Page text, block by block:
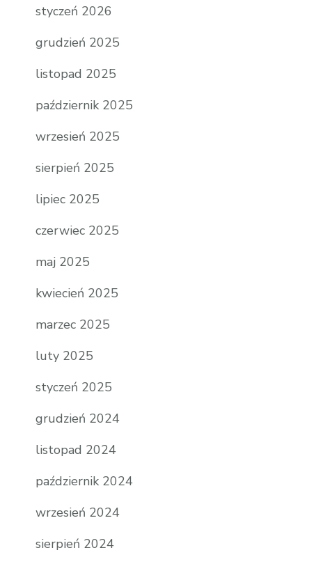
styczeń 2026
grudzień 2025
listopad 2025
październik 2025
wrzesień 2025
sierpień 2025
lipiec 2025
czerwiec 2025
maj 2025
kwiecień 2025
marzec 2025
luty 2025
styczeń 2025
grudzień 2024
listopad 2024
październik 2024
wrzesień 2024
sierpień 2024